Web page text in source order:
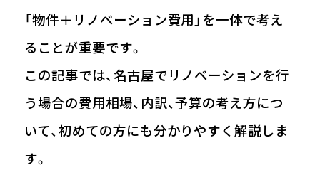
「物件＋リノベーション費用」を一体で考え
ることが重要です。
この記事では、名古屋でリノベーションを行
う場合の費用相場、内訳、予算の考え方につ
いて、初めての方にも分かりやすく解説しま
す。